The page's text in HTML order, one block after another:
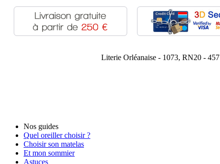
Literie Orléanaise - 1073, RN20 -
Nos guides
Quel oreiller choisir ?
Choisir son matelas
Et mon sommier
Astuces